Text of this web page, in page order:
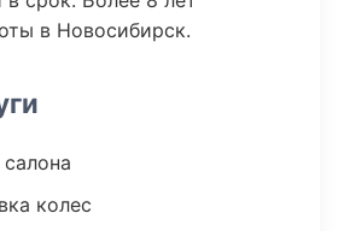
в Новосибирск.
колес